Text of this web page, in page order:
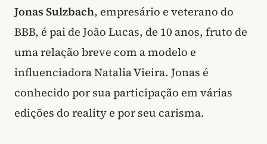
Jonas Sulzbach, empresário e veterano do
BBB, é pai de João Lucas, de 10 anos, fruto de
uma relação breve com a modelo e
influenciadora Natalia Vieira. Jonas é
conhecido por sua participação em várias
edições do reality e por seu carisma.